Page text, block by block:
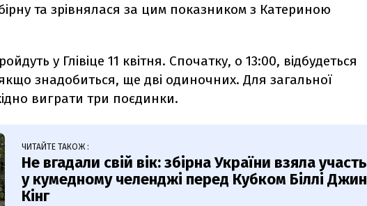
та зрівнялася за цим показником з Катериною
у Глівіце 11 квітня. Спочатку, о 13:00, відбудеться
якщо знадобиться, ще дві одиночних. Для загальної
виграти три поєдинки.
ЧИТАЙТЕ ТАКОЖ :
Не вгадали свій вік: збірна України взяла участь
у кумедному челенджі перед Кубком Біллі Джин
Кінг